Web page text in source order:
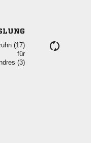

für
